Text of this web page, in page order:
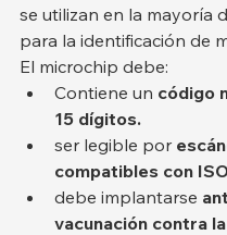
se utilizan en la mayoría
para la identificación de
El microchip debe:
Contiene un código
15 dígitos.
ser legible por
compatibles con
debe implantarse
vacunación contra